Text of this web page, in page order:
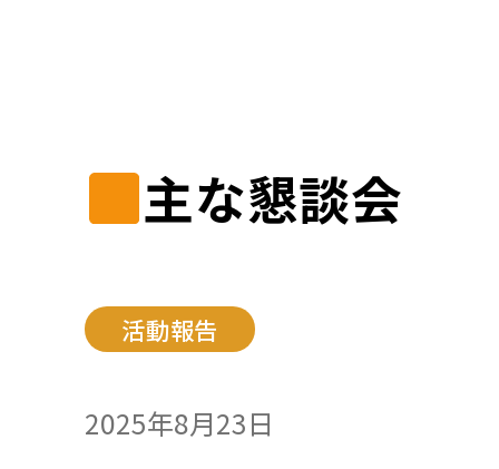
主な懇談会
活動報告
2025年8月23日